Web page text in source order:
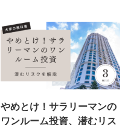
やめとけ！サラリーマンの
ワンルーム投資、潜むリス